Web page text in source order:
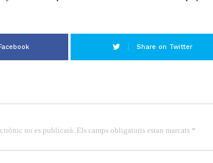
Share on Twitter
no es publicarà. Els camps obligatoris estan marcats *